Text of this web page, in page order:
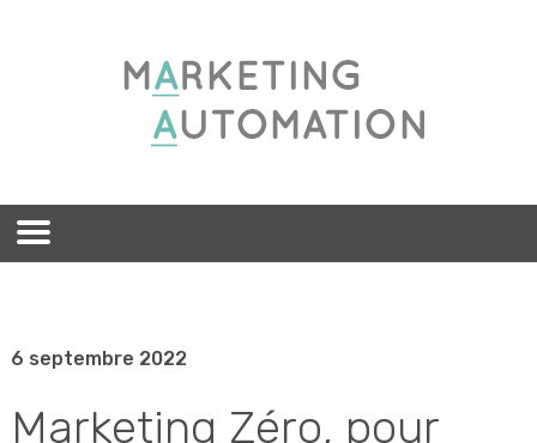
6 septembre 2022
Marketing Zéro, pour